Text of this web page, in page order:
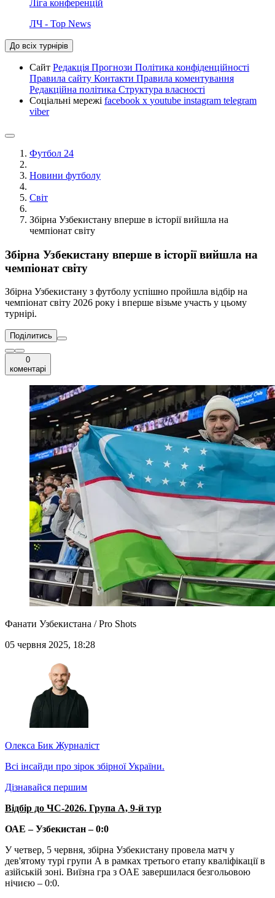
Ліга конференцій
ЛЧ - Top News
До всіх турнірів
Сайт Редакція Прогнози Політика конфіденційності
Правила сайту Контакти Правила коментування
Редакційна політика Структура власності
Соціальні мережі facebook x youtube instagram telegram
viber
Футбол 24
Новини футболу
Світ
Збірна Узбекистану вперше в історії вийшла на
чемпіонат світу
Збірна Узбекистану вперше в історії вийшла на
чемпіонат світу
Збірна Узбекистану з футболу успішно пройшла відбір на
чемпіонат світу 2026 року і вперше візьме участь у цьому
турнірі.
Поділитись
0
коментарі
Фанати Узбекистана / Pro Shots
05 червня 2025, 18:28
Олекса Бик Журналіст
Всі інсайди про зірок збірної України.
Дізнавайся першим
Відбір до ЧС-2026. Група A, 9-й тур
ОАЕ – Узбекистан – 0:0
У четвер, 5 червня, збірна Узбекистану провела матч у
дев'ятому турі групи А в рамках третього етапу кваліфікації в
азійській зоні. Виїзна гра з ОАЕ завершилася безгольовою
нічиєю – 0:0.